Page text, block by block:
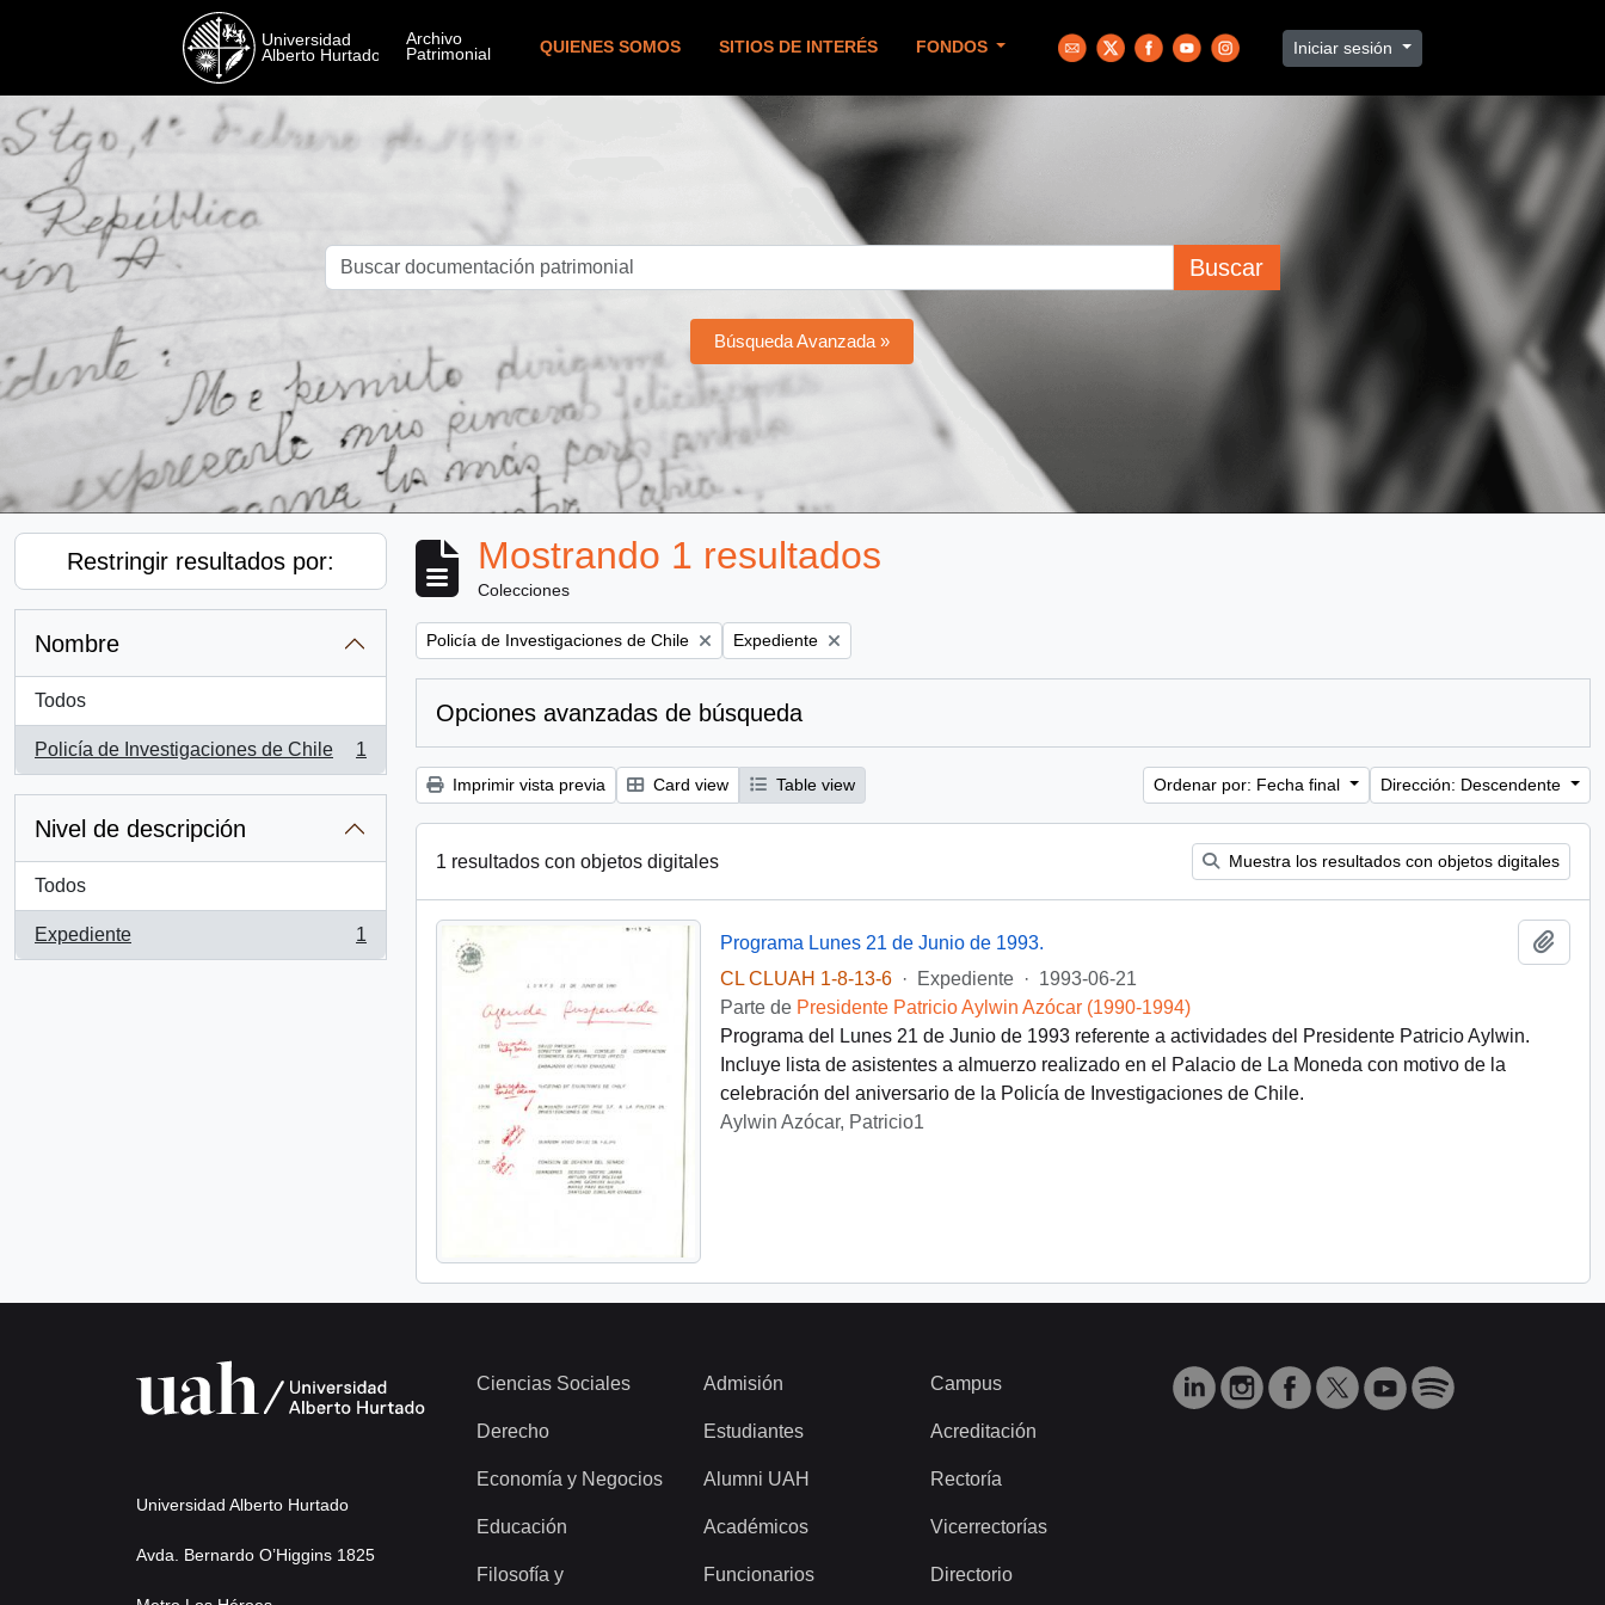
QUIENES SOMOS SITIOS DE INTERÉS FONDOS Iniciar sesión
Buscar
Búsqueda Avanzada »
Restringir resultados por:
Nombre
Todos
Policía de Investigaciones de Chile
, 1 resultados
1
Nivel de descripción
Todos
Expediente
, 1 resultados
1
Mostrando 1 resultados
Colecciones
Remove filter:
Policía de Investigaciones de Chile Remove filter:
Expediente
Opciones avanzadas de búsqueda
Imprimir vista previa Card view Table view Ordenar por: Fecha final Dirección: Descendente
1 resultados con objetos digitales Muestra los resultados con objetos digitales
Programa Lunes 21 de Junio de 1993.
CL CLUAH 1-8-13-6
· Expediente · 1993-06-21
Parte de Presidente Patricio Aylwin Azócar (1990-1994)
Programa del Lunes 21 de Junio de 1993 referente a actividades del Presidente Patricio Aylwin.
Incluye lista de asistentes a almuerzo realizado en el Palacio de La Moneda con motivo de la
celebración del aniversario de la Policía de Investigaciones de Chile.
Aylwin Azócar, Patricio1
Universidad Alberto Hurtado
Avda. Bernardo O’Higgins 1825
Ciencias Sociales
Derecho
Economía y Negocios
Educación
Filosofía y
Admisión
Estudiantes
Alumni UAH
Académicos
Funcionarios
Campus
Acreditación
Rectoría
Vicerrectorías
Directorio